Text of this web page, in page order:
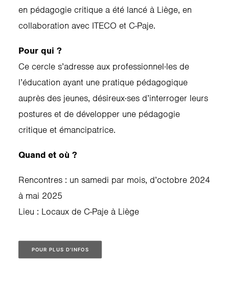
en pédagogie critique a été lancé à Liège, en
collaboration avec ITECO et C-Paje.
Pour qui ?
Ce cercle s’adresse aux professionnel·les de
l’éducation ayant une pratique pédagogique
auprès des jeunes, désireux·ses d’interroger leurs
postures et de développer une pédagogie
critique et émancipatrice.
Quand et où ?
Rencontres : un samedi par mois, d’octobre 2024
à mai 2025
Lieu : Locaux de C-Paje à Liège
POUR PLUS D'INFOS